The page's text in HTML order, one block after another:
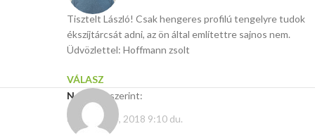
Tisztelt László! Csak hengeres profilú tengelyre tudok
ékszíjtárcsát adni, az ön által említettre sajnos nem.
Üdvözlettel: Hoffmann zsolt
VÁLASZ
Norbert szerint:
december 4, 2018 9:10 du.